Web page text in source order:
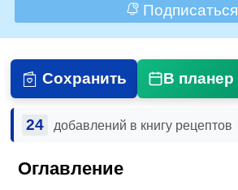
Подписаться
Сохранить В планер
24 добавлений в книгу рецептов
Оглавление